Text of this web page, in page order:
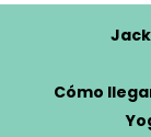
Cómo